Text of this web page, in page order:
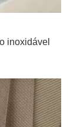
inoxidável